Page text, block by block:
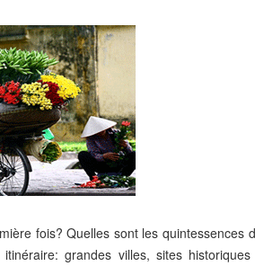
fois? Quelles sont les quintessences
grandes villes, sites